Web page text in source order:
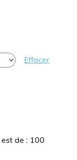
Effacer
de : 100